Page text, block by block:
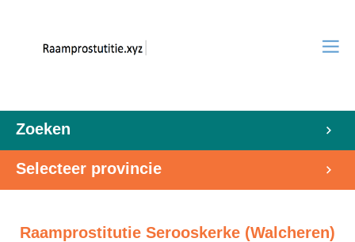
Zoeken
Selecteer provincie
Raamprostitutie Serooskerke (Walcheren)